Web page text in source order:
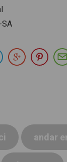
SA
en Whatsapp
en
Compartir
andar